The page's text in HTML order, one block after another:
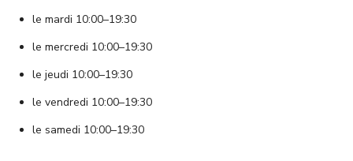
le mardi 10:00–19:30
le mercredi 10:00–19:30
le jeudi 10:00–19:30
le vendredi 10:00–19:30
le samedi 10:00–19:30